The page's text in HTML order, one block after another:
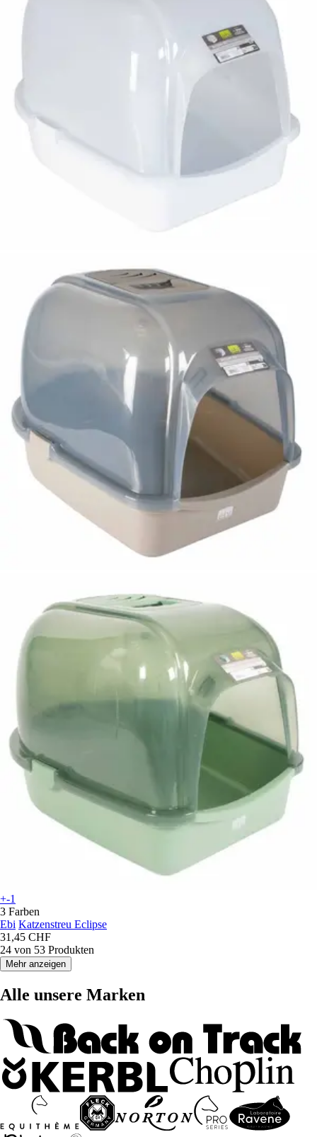
+-1
3 Farben
Ebi Katzenstreu Eclipse
31,45 CHF
24 von 53 Produkten
Mehr anzeigen
Alle unsere Marken